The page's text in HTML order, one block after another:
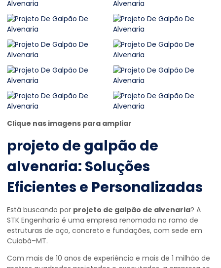
Clique nas imagens para ampliar
projeto de galpão de
alvenaria: Soluções
Eficientes e Personalizadas
Está buscando por projeto de galpão de alvenaria? A
STK Engenharia é uma empresa renomada no ramo de
estruturas de aço, concreto e fundações, com sede em
Cuiabá–MT.
Com mais de 10 anos de experiência e mais de 1 milhão de